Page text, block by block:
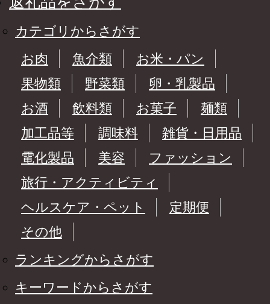
カテゴリからさがす
お肉
魚介類
お米・パン
果物類
野菜類
卵・乳製品
お酒
飲料類 お菓子
麺類
加工品等
調味料
雑貨・日用品
電化製品
美容
ファッション
旅行・アクティビティ
ヘルスケア・ペット
定期便
その他
ランキングからさがす
キーワードからさがす